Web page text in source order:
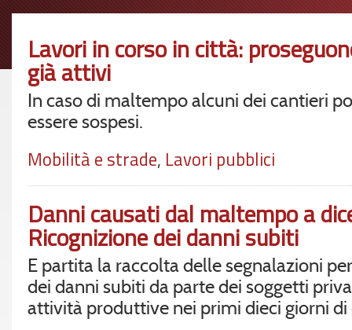
Lavori in corso in città:
già attivi
In caso di maltempo alcuni dei cantieri
essere sospesi.
Mobilità e strade, Lavori pubblici
Danni causati dal maltempo a
Ricognizione dei danni subiti
È partita la raccolta delle segnalazioni
dei danni subiti da parte dei soggetti
attività produttive nei primi dieci giorni di